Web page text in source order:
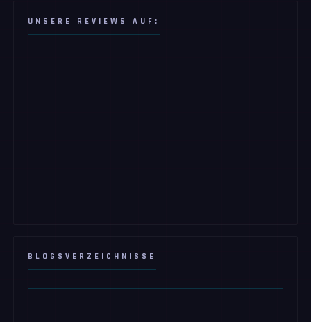
UNSERE REVIEWS AUF:
BLOGSVERZEICHNISSE